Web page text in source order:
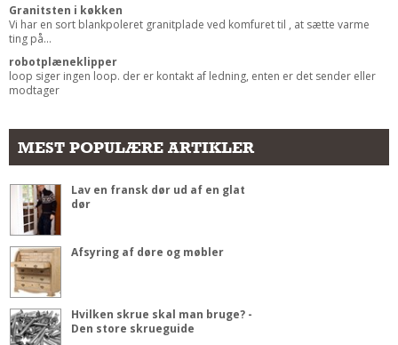
Granitsten i køkken
Vi har en sort blankpoleret granitplade ved komfuret til , at sætte varme
ting på...
robotplæneklipper
loop siger ingen loop. der er kontakt af ledning, enten er det sender eller
modtager
MEST POPULÆRE ARTIKLER
Lav en fransk dør ud af en glat
dør
Afsyring af døre og møbler
Hvilken skrue skal man bruge? -
Den store skrueguide